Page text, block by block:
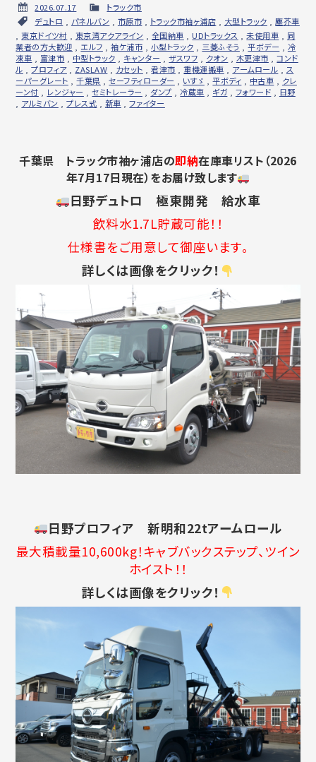
2026.07.17
トラック市
デュトロ
パネルバン 市原市 トラック市袖ヶ浦店 大型トラック ,塵芥車
東京ドイツ村 東京湾アクアライン 全国納車 UDトラックス ,未使用車
同
業者の方大歓迎
エルフ ,袖ケ浦市 小型トラック 三菱ふそう ,平ボデー
冷
凍車
富津市 中型トラック キャンター ,ザスワフ クオン 木更津市 ,コンド
ル ,プロフィア, ZASLAW カセット ,君津市 ,重機運搬車 アームロール
ス
ーパーグレート ,千葉県 ,セーフティローダー いすゞ ,平ボディ 中古車
クレ
ーン付
レンジャー ,セミトレーラー ダンプ ,冷蔵車 ギガ フォワード
日野
アルミバン ,プレス式 新車 ,ファイター
千葉県 トラック市袖ヶ浦店の即納在庫車リスト（2026
年7月17日現在）をお届け致します
日野デュトロ 極東開発 給水車
飲料水1.7L貯蔵可能！！
仕様書をご用意して御座います。
詳しくは画像をクリック！
日野プロフィア 新明和22tアームロール
最大積載量10,600kg！キャブバックステップ、ツイン
ホイスト！！
詳しくは画像をクリック！